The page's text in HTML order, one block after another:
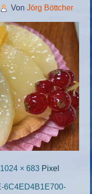
Von Jörg Böttcher
1024 × 683 Pixel
6C4ED4B1E700-